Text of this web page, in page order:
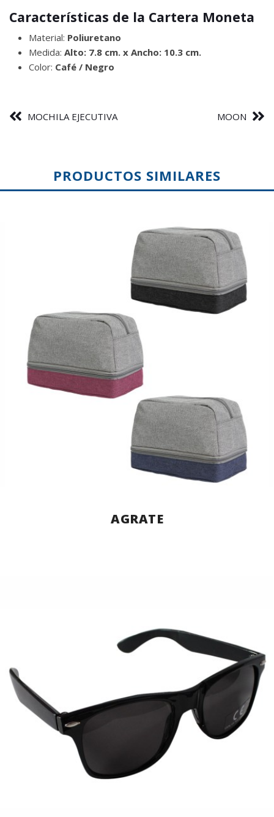
Características de la Cartera Moneta
Material: Poliuretano
Medida: Alto: 7.8 cm. x Ancho: 10.3 cm.
Color: Café / Negro
MOCHILA EJECUTIVA MOON
PRODUCTOS SIMILARES
AGRATE